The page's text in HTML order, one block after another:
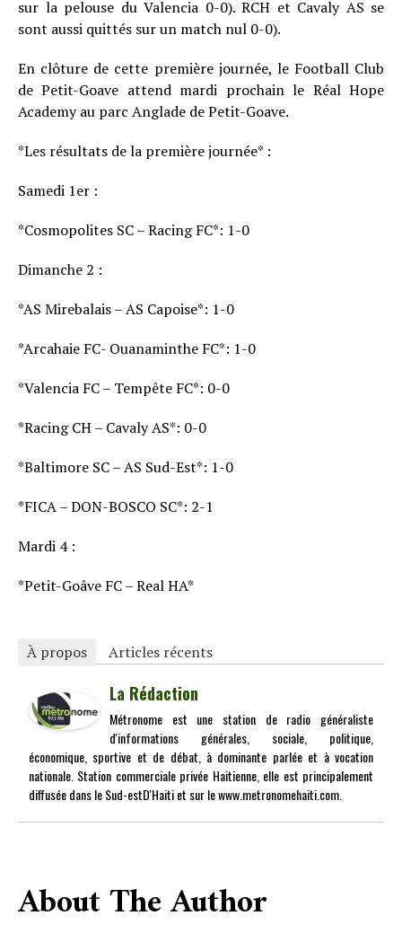
sur la pelouse du Valencia 0-0). RCH et Cavaly AS se
sont aussi quittés sur un match nul 0-0).
En clôture de cette première journée, le Football Club
de Petit-Goave attend mardi prochain le Réal Hope
Academy au parc Anglade de Petit-Goave.
*Les résultats de la première journée* :
Samedi 1er :
*Cosmopolites SC – Racing FC*: 1-0
Dimanche 2 :
*AS Mirebalais – AS Capoise*: 1-0
*Arcahaie FC- Ouanaminthe FC*: 1-0
*Valencia FC – Tempête FC*: 0-0
*Racing CH – Cavaly AS*: 0-0
*Baltimore SC – AS Sud-Est*: 1-0
*FICA – DON-BOSCO SC*: 2-1
Mardi 4 :
*Petit-Goâve FC – Real HA*
À propos Articles récents
La Rédaction
Métronome est une station de radio généraliste
d'informations générales, sociale, politique,
économique, sportive et de débat, à dominante parlée et à vocation
nationale. Station commerciale privée Haitienne, elle est principalement
diffusée dans le Sud-estD'Haiti et sur le www.metronomehaiti.com.
About The Author